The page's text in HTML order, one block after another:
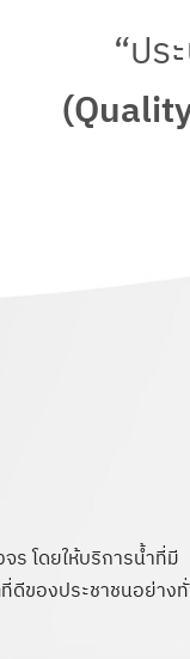
“ปร
ร โดยให้บริการน้ำที่มี
ของประชาชนอย่าง